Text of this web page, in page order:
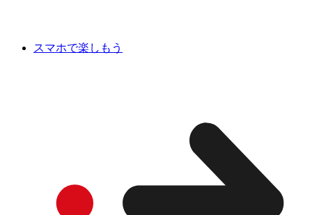
スマホで楽しもう